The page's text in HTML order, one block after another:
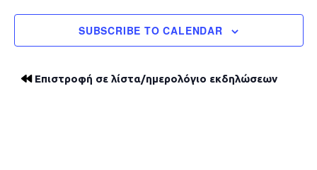
Views
SUBSCRIBE TO CALENDAR
Επιστροφή σε λίστα/ημερολόγιο εκδηλώσεων